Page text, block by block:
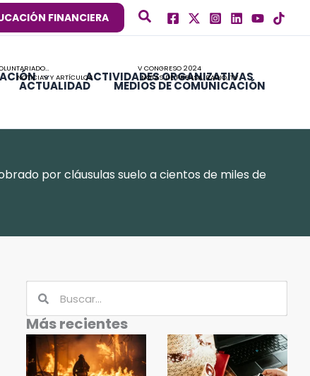
FINANCIERA
ACTIVIDADES ORGANIZATIVAS
V CONGRESO 2024
ACTUALIDAD
NOTICIAS Y ARTÍCULOS
MEDIOS DE COMUNICACIÓN
NOTAS DE PRENSA, RADIO, TV
por cláusulas suelo a cientos de miles de
Más recientes